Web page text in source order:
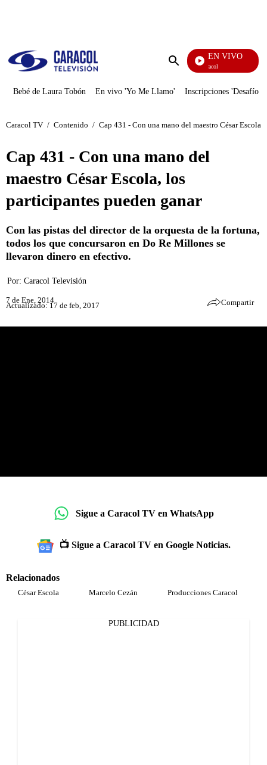
Enviar
EN VIVO
Noticias Caracol
Bebé de Laura Tobón En vivo 'Yo Me Llamo' Inscripciones 'Desafío'
Caracol TV / Contenido / Cap 431 - Con una mano del maestro César
Cap 431 - Con una mano del
maestro César Escola, los
participantes pueden ganar
Con las pistas del director de la orquesta de la fortuna,
todos los que concursaron en Do Re Millones se
llevaron dinero en efectivo.
Por: Caracol Televisión
7 de Ene, 2014
Actualizado: 17 de feb, 2017 Compartir
Sigue a Caracol TV en WhatsApp
📺 Sigue a Caracol TV en Google Noticias.
Relacionados
César Escola Marcelo Cezán Producciones Caracol
PUBLICIDAD